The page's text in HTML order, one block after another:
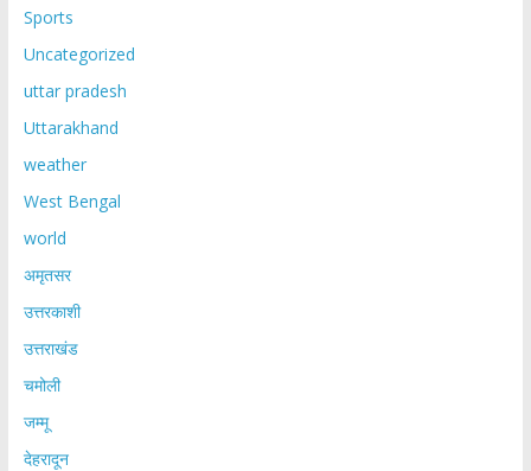
Sports
Uncategorized
uttar pradesh
Uttarakhand
weather
West Bengal
world
अमृतसर
उत्तरकाशी
उत्तराखंड
चमोली
जम्मू
देहरादून